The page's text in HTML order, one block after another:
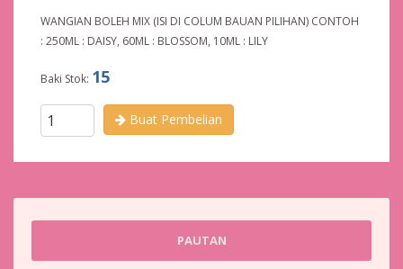
WANGIAN BOLEH MIX (ISI DI COLUM BAUAN PILIHAN) CONTOH
: 250ML : DAISY, 60ML : BLOSSOM, 10ML : LILY
Baki Stok: 15
Buat Pembelian
PAUTAN